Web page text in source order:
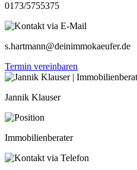
0173/5755375
s.hartmann@deinimmokaeufer.de
Termin vereinbaren
Jannik Klauser
Immobilienberater